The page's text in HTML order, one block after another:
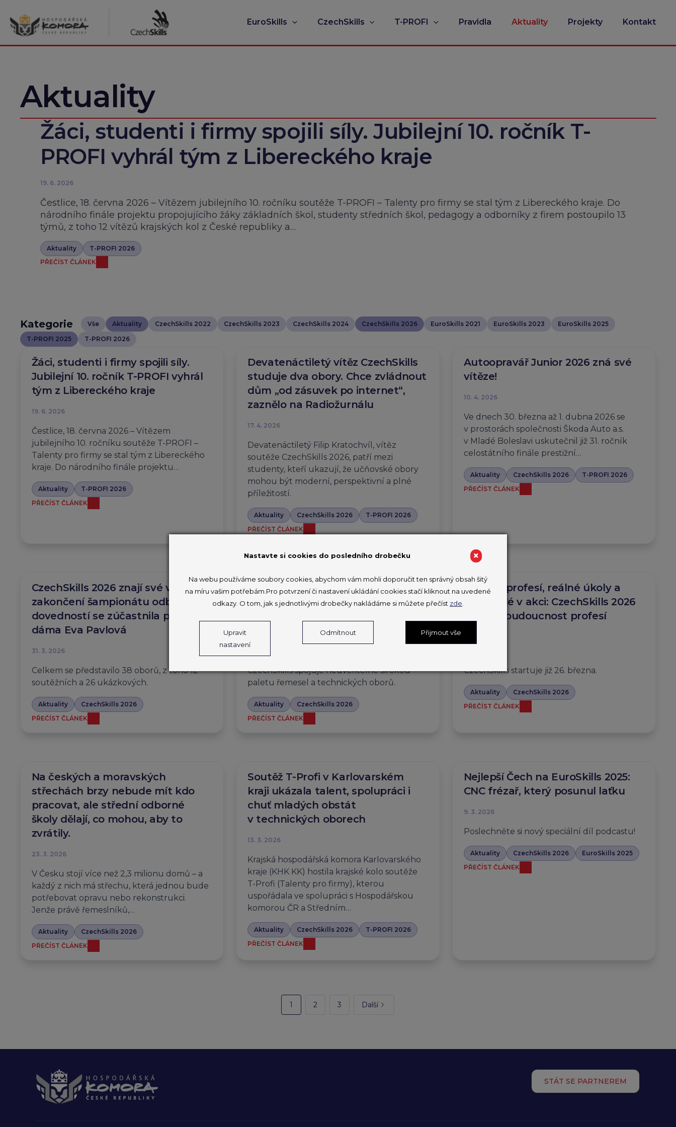
obsah
EuroSkills CzechSkills T-PROFI Pravidla Aktuality Projekty Kontakt
Aktuality
Žáci, studenti i firmy spojili síly. Jubilejní 10. ročník T-
PROFI vyhrál tým z Libereckého kraje
19. 6. 2026
Čestlice, 18. června 2026 – Vítězem jubilejního 10. ročníku soutěže T-PROFI – Talenty pro firmy se stal tým z Libereckého kraje. Do
národního finále projektu propojujícího žáky základních škol, studenty středních škol, pedagogy a odborníky z firem postoupilo 13
týmů, z toho 12 vítězů krajských kol z České republiky a…
Aktuality
T-PROFI 2026
PŘEČÍST ČLÁNEK
Kategorie Vše Aktuality CzechSkills 2022 CzechSkills 2023 CzechSkills 2024 CzechSkills 2026 EuroSkills 2021 EuroSkills 2023
EuroSkills 2025
T-PROFI 2025
T-PROFI 2026
Žáci, studenti i firmy spojili síly.
Jubilejní 10. ročník T-PROFI vyhrál
tým z Libereckého kraje
19. 6. 2026
Čestlice, 18. června 2026 – Vítězem
jubilejního 10. ročníku soutěže T-PROFI –
Talenty pro firmy se stal tým z Libereckého
kraje. Do národního finále projektu…
Aktuality
T-PROFI 2026
PŘEČÍST ČLÁNEK
Devatenáctiletý vítěz CzechSkills
studuje dva obory. Chce zvládnout
dům „od zásuvek po internet“,
zaznělo na Radiožurnálu
17. 4. 2026
Devatenáctiletý Filip Kratochvíl, vítěz
soutěže CzechSkills 2026, patří mezi
studenty, kteří ukazují, že učňovské obory
mohou být moderní, perspektivní a plné
příležitostí.
Aktuality CzechSkills 2026
T-PROFI 2026
PŘEČÍST ČLÁNEK
Autoopravář Junior 2026 zná své
vítěze!
10. 4. 2026
Ve dnech 30. března až 1. dubna 2026 se
v prostorách společnosti Škoda Auto a.s.
v Mladé Boleslavi uskutečnil již 31. ročník
celostátního finále prestižní…
Aktuality CzechSkills 2026
T-PROFI 2026
PŘEČÍST ČLÁNEK
CzechSkills 2026 znají své vítěze,
zakončení šampionátu odborných
dovedností se zúčastnila první
dáma Eva Pavlová
31. 3. 2026
Celkem se představilo 38 oborů, z toho 12
soutěžních a 26 ukázkových.
Aktuality
CzechSkills 2026
PŘEČÍST ČLÁNEK
V Brně soutěží 150 mladých
profesionálů na druhém národním
CzechSkills spojuje neuvěřitelně širokou
paletu řemesel a technických oborů.
Aktuality
CzechSkills 2026
PŘEČÍST ČLÁNEK
Desítky profesí, reálné úkoly a
mladí lidé v akci: CzechSkills 2026
ukážou budoucnost profesí
CzechSkills startuje již 26. března.
Aktuality
CzechSkills 2026
PŘEČÍST ČLÁNEK
Na českých a moravských
střechách brzy nebude mít kdo
pracovat, ale střední odborné
školy dělají, co mohou, aby to
zvrátily.
23. 3. 2026
V Česku stojí více než 2,3 milionu domů – a
každý z nich má střechu, která jednou bude
potřebovat opravu nebo rekonstrukci.
Jenže právě řemeslníků,…
Aktuality
CzechSkills 2026
PŘEČÍST ČLÁNEK
Soutěž T-Profi v Karlovarském
kraji ukázala talent, spolupráci i
chuť mladých obstát
v technických oborech
13. 3. 2026
Krajská hospodářská komora Karlovarského
kraje (KHK KK) hostila krajské kolo soutěže
T-Profi (Talenty pro firmy), kterou
uspořádala ve spolupráci s Hospodářskou
komorou ČR a Středním…
Aktuality CzechSkills 2026
T-PROFI 2026
PŘEČÍST ČLÁNEK
Nejlepší Čech na EuroSkills 2025:
CNC frézař, který posunul laťku
9. 3. 2026
Poslechněte si nový speciální díl podcastu!
Aktuality CzechSkills 2026
EuroSkills 2025
PŘEČÍST ČLÁNEK
1 2 3 Další
STÁT SE PARTNEREM
×
Nastavte si cookies do posledního drobečku
Na webu používáme soubory cookies, abychom vám mohli doporučit ten správný obsah šitý
na míru vašim potřebám.Pro potvrzení či nastavení ukládání cookies stačí kliknout na uvedené
odkazy. O tom, jak s jednotlivými drobečky nakládáme si můžete přečíst zde
Upravit
nastavení
Odmítnout Přijmout vše